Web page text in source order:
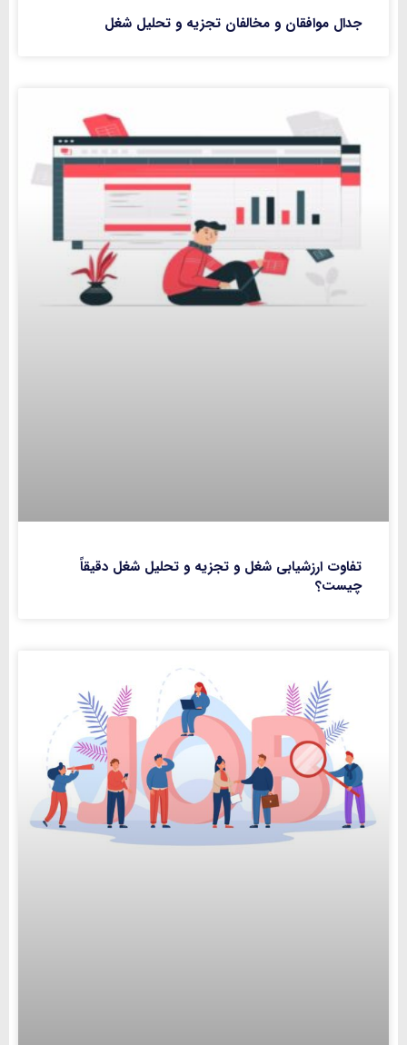
جدال موافقان و مخالفان تجزیه و تحلیل شغل
تفاوت ارزشیابی شغل و تجزیه و تحلیل شغل دقیقاً
چیست؟